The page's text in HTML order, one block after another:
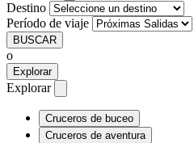
Destino
Período de viaje
BUSCAR
o
Explorar
Explorar
Cruceros de buceo
Cruceros de aventura